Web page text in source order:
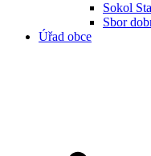
Sokol
Sbor
Úřad obce